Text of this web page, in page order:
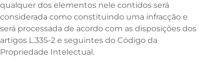
qualquer dos elementos nele contidos será
considerada como constituindo uma infracção e
será processada de acordo com as disposições dos
artigos L.335-2 e seguintes do Código da
Propriedade Intelectual.